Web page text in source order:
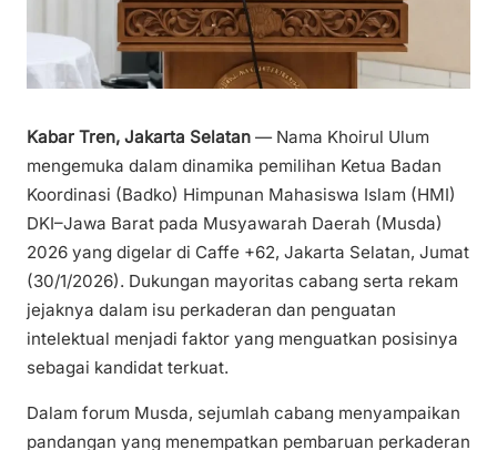
Kabar Tren, Jakarta Selatan — Nama Khoirul Ulum
mengemuka dalam dinamika pemilihan Ketua Badan
Koordinasi (Badko) Himpunan Mahasiswa Islam (HMI)
DKI–Jawa Barat pada Musyawarah Daerah (Musda)
2026 yang digelar di Caffe +62, Jakarta Selatan, Jumat
(30/1/2026). Dukungan mayoritas cabang serta rekam
jejaknya dalam isu perkaderan dan penguatan
intelektual menjadi faktor yang menguatkan posisinya
sebagai kandidat terkuat.
Dalam forum Musda, sejumlah cabang menyampaikan
pandangan yang menempatkan pembaruan perkaderan